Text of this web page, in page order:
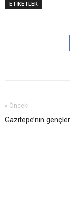
ETİKETLER
« Önceki
Gazitepe’nin